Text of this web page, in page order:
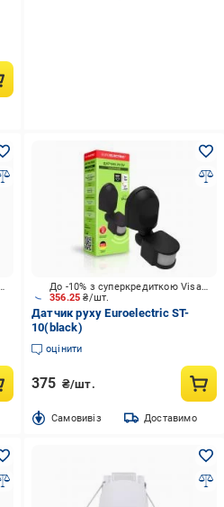
356.25₴/шт.
До -10% з суперкредиткою Visa Вигода
Датчик руху Euroelectric ST-
10(black)
оцінити
375 ₴/шт.
Cамовивіз Доставимо